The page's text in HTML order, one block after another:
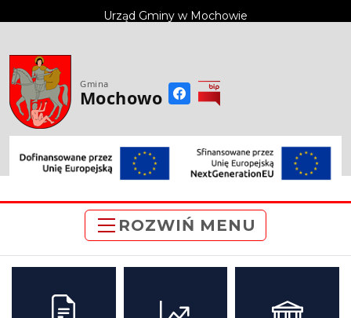
treści
Urząd Gminy w Mochowie
Gmina
Mochowo
ROZWIŃ MENU